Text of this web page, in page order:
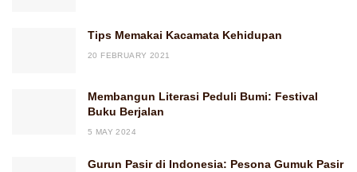
Tips Memakai Kacamata Kehidupan
20 FEBRUARY 2021
Membangun Literasi Peduli Bumi: Festival
Buku Berjalan
5 MAY 2024
Gurun Pasir di Indonesia: Pesona Gumuk Pasir